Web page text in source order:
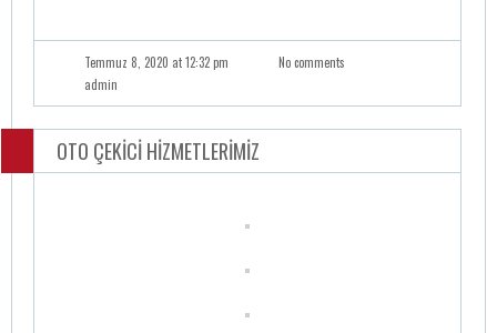
Temmuz 8, 2020 at 12:32 pm
No comments
admin
OTO ÇEKİCİ HİZMETLERİMİZ